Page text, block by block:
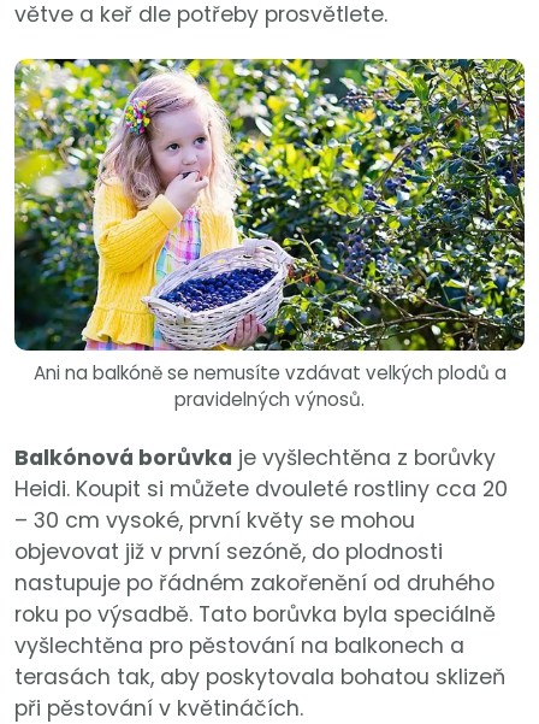
větve a keř dle potřeby prosvětlete.
Ani na balkóně se nemusíte vzdávat velkých plodů a
pravidelných výnosů.
Balkónová borůvka je vyšlechtěna z borůvky
Heidi. Koupit si můžete dvouleté rostliny cca 20
– 30 cm vysoké, první květy se mohou
objevovat již v první sezóně, do plodnosti
nastupuje po řádném zakořenění od druhého
roku po výsadbě. Tato borůvka byla speciálně
vyšlechtěna pro pěstování na balkonech a
terasách tak, aby poskytovala bohatou sklizeň
při pěstování v květináčích.